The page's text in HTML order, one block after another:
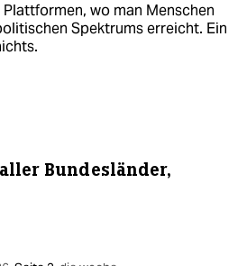
wo man Menschen
Spektrums erreicht. Ein
Bundesländer,